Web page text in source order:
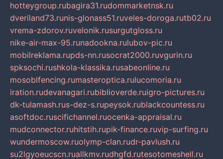
hotteygroup.rubagira31.rudommarketnsk.ru
dveriland73.runis-glonass51.ruveles-doroga.rutb02.ru
vrema-zdorov.ruvelonik.rusurgutgloss.ru
nike-air-max-95.runadookna.rulubov-pic.ru
mobilreklama.rupds-nn.rusocrat2000.ruvgurin.ru
spksochi.rushkola-klassika.rusabeonline.ru
mosoblfencing.rumasteroptica.rulucomoria.ru
iration.rudevanagari.rubiblioverde.ruigro-pictures.ru
dk-tulamash.rus-dez-s.rupeysok.rublackcountess.ru
asoftdoc.ruscifichannel.ruocenka-appraisal.ru
mudconnector.ruhitstih.rupik-finance.ruvip-surfing.ru
wundermoscow.ruolymp-clan.rudr-pavlush.ru
su2lgyoeucscn.ruallkmv.rudhgfd.rutesotomeshell.ru